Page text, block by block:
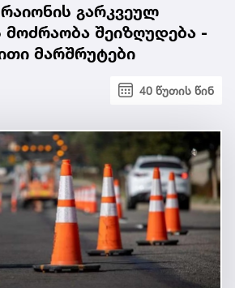
გარკვეულ
მოძრაობა შეიზღუდება -
მარშრუტები
40 წუთის წინ